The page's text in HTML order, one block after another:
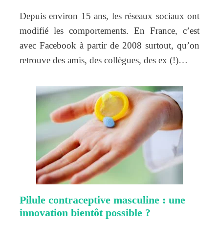
Depuis environ 15 ans, les réseaux sociaux ont
modifié les comportements. En France, c’est
avec Facebook à partir de 2008 surtout, qu’on
retrouve des amis, des collègues, des ex (!)…
Pilule contraceptive masculine : une
innovation bientôt possible ?